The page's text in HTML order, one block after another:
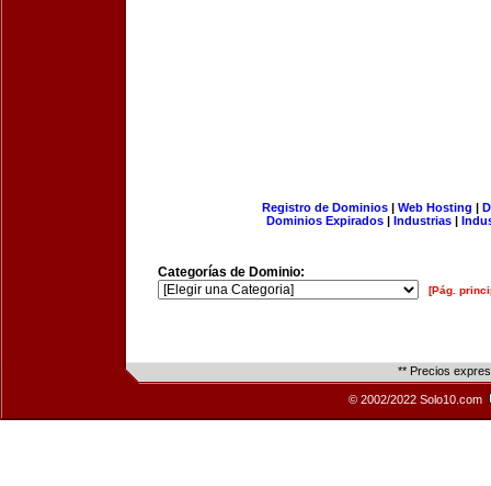
Registro de Dominios| Web Hosting |
Dominios Expirados | Industrias |
Categorías de Dominio:
[Pág.
** Precios
© 2002/2022 Solo10.com